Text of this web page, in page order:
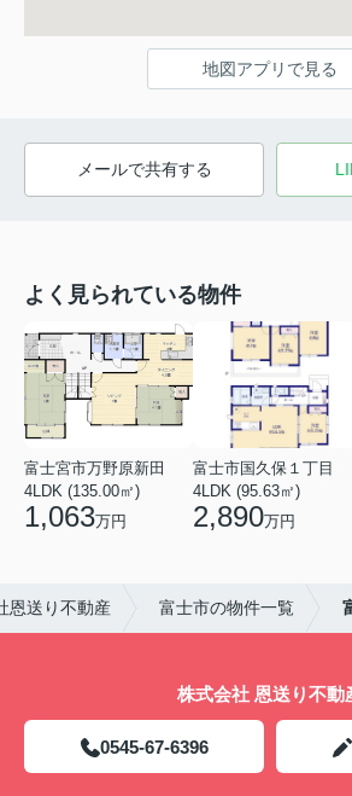
地図アプリで見る
メールで共有する
よく見られている物件
富士宮市万野原新田
4LDK (135.00㎡)
1,063万円
富士市国久保１丁目
4LDK (95.63㎡)
2,890万円
恩送り不動産 富士市の物件一覧
株式会社 恩送り不動
0545-67-6396